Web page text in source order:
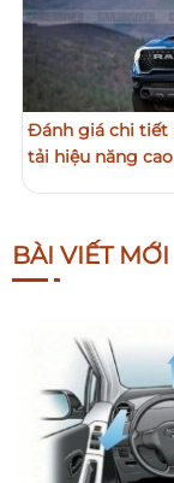
Đánh giá chi tiết
tải hiệu năng
BÀI VIẾT MỚI